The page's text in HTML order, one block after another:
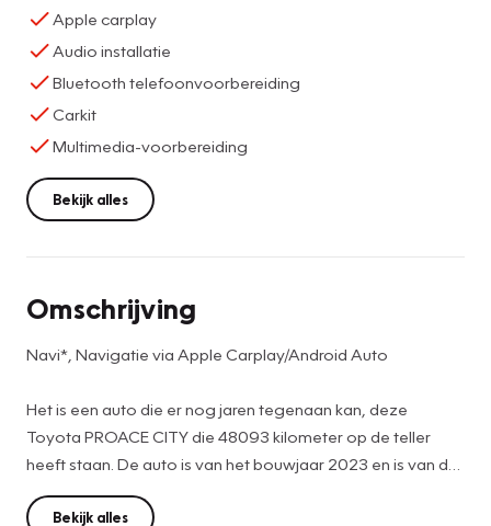
Apple carplay
Audio installatie
Bluetooth telefoonvoorbereiding
Carkit
Multimedia-voorbereiding
Bekijk alles
Omschrijving
Navi*, Navigatie via Apple Carplay/Android Auto
Het is een auto die er nog jaren tegenaan kan, deze
Toyota PROACE CITY die 48093 kilometer op de teller
heeft staan. De auto is van het bouwjaar 2023 en is van de
eerste eigenaar. In deze auto vindt u een benzinemotor en
een handgeschakelde zesversnellingsbak. Passagiers
Bekijk alles